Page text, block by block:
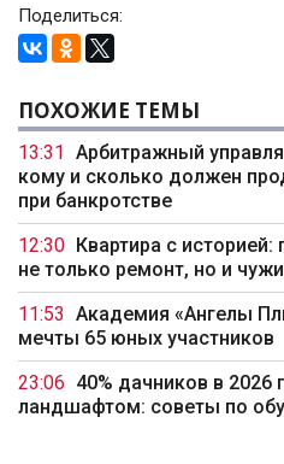
Поделиться:
ПОХОЖИЕ ТЕМЫ
13:31 Арбитражный
кому и сколько должен
при банкротстве
12:30 Квартира с
не только ремонт, но и
11:53 Академия «Ангелы
мечты 65 юных участников
23:06 40% дачников в 2026
ландшафтом: советы по